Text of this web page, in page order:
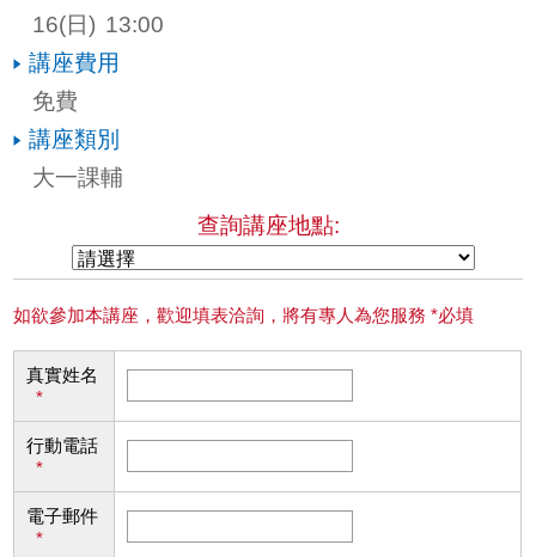
16(日) 13:00
講座費用
免費
講座類別
大一課輔
查詢講座地點:
如欲參加本講座，歡迎填表洽詢，將有專人為您服務 *必填
真實姓名
*
行動電話
*
電子郵件
*